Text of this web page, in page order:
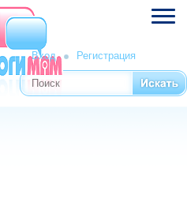
Вход Регистрация
Форма поиска
Поиск